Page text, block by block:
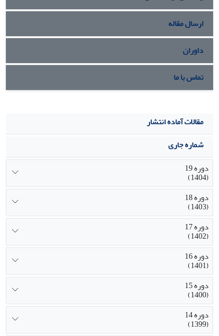
شاخص‌های فوق، تفاوت معناداری بین زنان و مردان وجود ندارد.
توسعه جامعه در گرو ارتقاء سطح این شاخص‌ها می باشد.
ارسال مقاله
داوران
تماس با ما
مقالات آماده انتشار
شماره جاری
دوره 19
(1404)
دوره 18
(1403)
دوره 17
(1402)
دوره 16
(1401)
دوره 15
(1400)
دوره 14
(1399)